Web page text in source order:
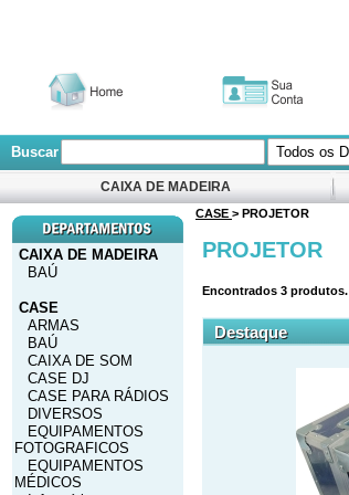
Buscar
CAIXA DE MADEIRA
CAIXA DE MADEIRA
BAÚ
CASE
ARMAS
BAÚ
CAIXA DE SOM
CASE DJ
CASE PARA RÁDIOS
DIVERSOS
EQUIPAMENTOS
FOTOGRAFICOS
EQUIPAMENTOS
MÉDICOS
CASE > PROJETOR
PROJETOR
Encontrados 3 produtos.
Destaque